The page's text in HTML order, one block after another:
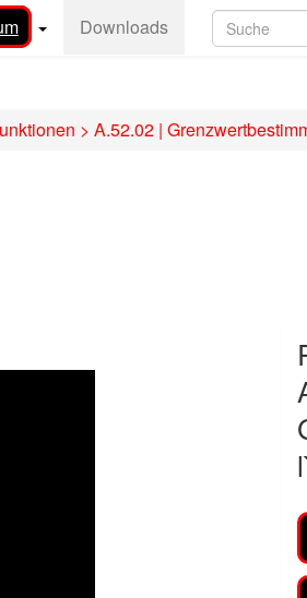
Downloads
> A.52.02 |